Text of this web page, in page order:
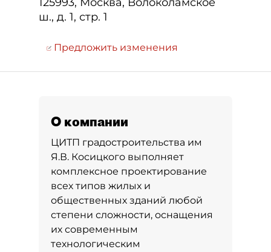
ш., д. 1, стр. 1
Предложить изменения
О компании
ЦИТП градостроительства им
Я.В. Косицкого выполняет
комплексное проектирование
всех типов жилых и
общественных зданий любой
степени сложности, оснащения
их современным
технологическим